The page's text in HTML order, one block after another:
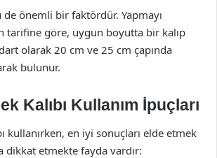
de önemli bir faktördür. Yapmayı
tarifine göre, uygun boyutta bir kalıp
olarak 20 cm ve 25 cm çapında
bulunur.
Kalıbı Kullanım İpuçları
kullanırken, en iyi sonuçları elde etmek
dikkat etmekte fayda vardır: